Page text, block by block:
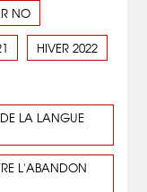
NO
HIVER 2022
LA LANGUE
L'ABANDON